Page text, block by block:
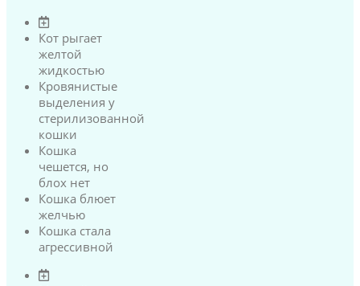
Кот рыгает
желтой
жидкостью
Кровянистые
выделения у
стерилизованной
кошки
Кошка
чешется, но
блох нет
Кошка блюет
желчью
Кошка стала
агрессивной